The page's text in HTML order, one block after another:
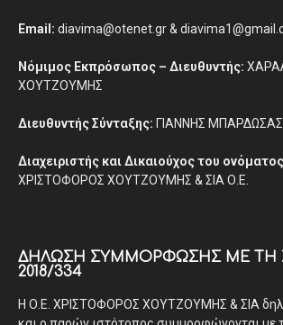
Email: diavima@otenet.gr &
Νόμιμος Εκπρόσωπος – Διευθυντής:
ΧΟΥΤΖΟΥΜΗΣ
Διευθυντής Σύνταξης: ΓΙΑΝΝΗΣ ΜΠΑΡΔΩΣΑΣ
Διαχειριστής και Δικαιούχος του
ΧΡΙΣΤΟΦΟΡΟΣ ΧΟΥΤΖΟΥΜΗΣ & ΣΙΑ Ο.Ε.
ΔΉΛΩΣΗ ΣΥΜΜΌΡΦΩΣΗΣ ΜΕ ΤΗ
2018/334
Η Ο.Ε. ΧΡΙΣΤΟΦΟΡΟΣ ΧΟΥΤΖΟΥΜΗΣ & ΣΙΑ